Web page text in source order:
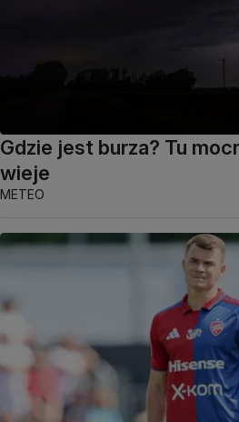
Gdzie jest burza? Tu
wieje
METEO